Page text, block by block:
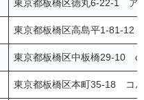
東京都板橋区徳丸6-22-1 ア
東京都板橋区高島平1-81-
東京都板橋区中板橋29-10
東京都板橋区本町35-18 コ